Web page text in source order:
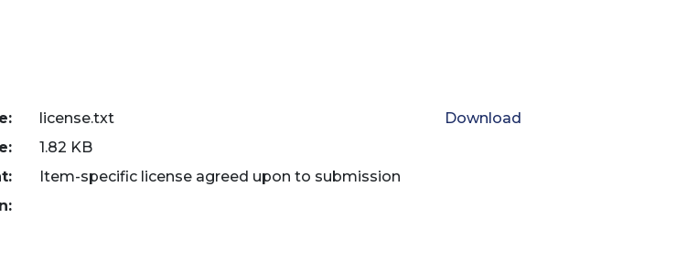
license.txt
1.82 KB
Item-specific license agreed upon to submission
Download